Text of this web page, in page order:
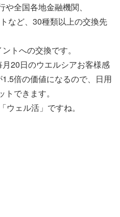
全国各地金融機関、
など、30種類以上の交換先
トへの交換です。
20日のウエルシアお客様感
倍の価値になるので、日用
できます。
ェル活」ですね。